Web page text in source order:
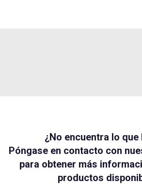
¿No encuentra lo que
Póngase en contacto con
para obtener más
productos